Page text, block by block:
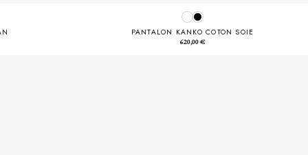
PANTALON KANKO COTON SOIE
620,00€